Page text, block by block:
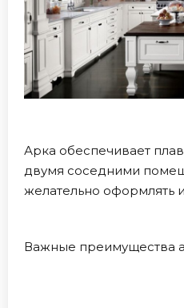
Арка обеспечивает
двумя соседними
желательно оформлять
Важные преимущества